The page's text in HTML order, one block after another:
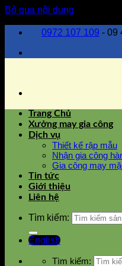
Bỏ qua nội dung
0972 107 109 - 09
Trang Chủ
Xưởng may gia công
Dịch vụ
Thiết kế rập mẫu
Nhận gia công
Gia công may
Tin tức
Giới thiệu
Liên hệ
Tìm kiếm:
English
Tìm kiếm: